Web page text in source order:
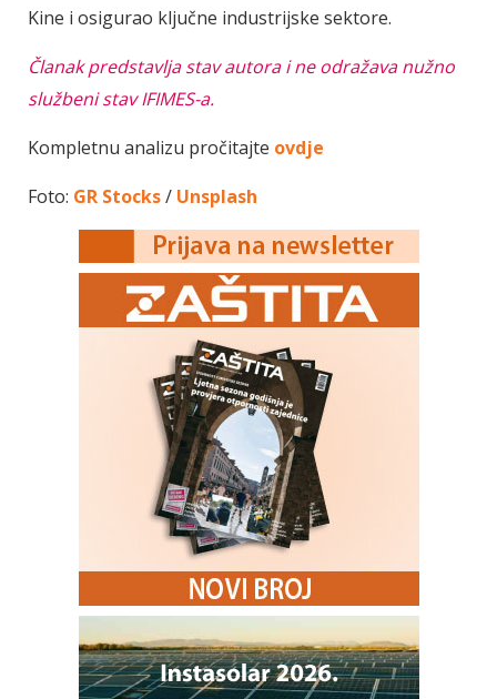
Kine i osigurao ključne industrijske sektore.
Članak predstavlja stav autora i ne odražava nužno
službeni stav IFIMES-a.
Kompletnu analizu pročitajte ovdje
Foto: GR Stocks/ Unsplash